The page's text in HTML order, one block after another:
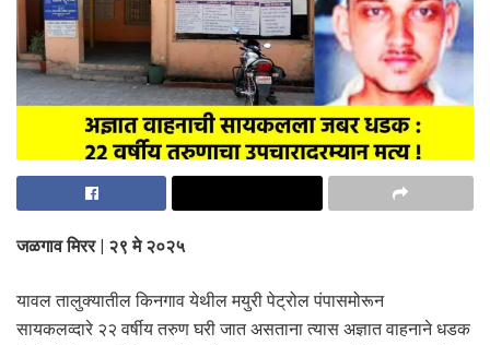
जळगाव मिरर | २९ मे २०२५
यावल तालुक्यातील किनगाव येथील मयुरी पेट्रोल पंपासमोरून
सायकलव्दारे २२ वर्षीय तरुण घरी जात असताना त्यास अज्ञात वाहनाने धडक